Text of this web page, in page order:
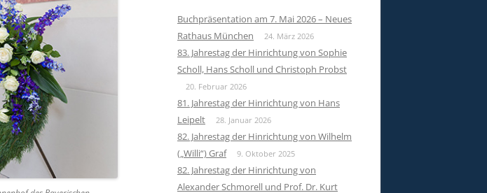
Buchpräsentation am 7. Mai 2026 – Neues
Rathaus München
24. März 2026
83. Jahrestag der Hinrichtung von Sophie
Scholl, Hans Scholl und Christoph Probst
20. Februar 2026
81. Jahrestag der Hinrichtung von Hans
Leipelt
28. Januar 2026
82. Jahrestag der Hinrichtung von Wilhelm
(„Willi“) Graf
9. Oktober 2025
82. Jahrestag der Hinrichtung von
Alexander Schmorell und Prof. Dr. Kurt